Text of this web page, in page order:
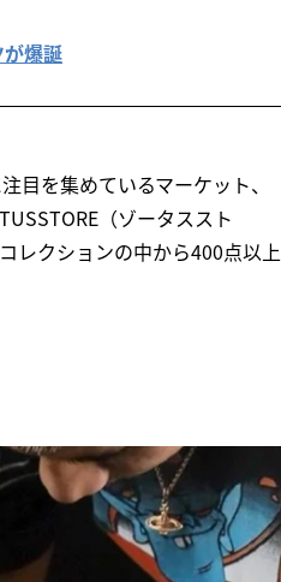
爆誕
目を集めているマーケット、
（ゾータススト
レクションの中から400点以上